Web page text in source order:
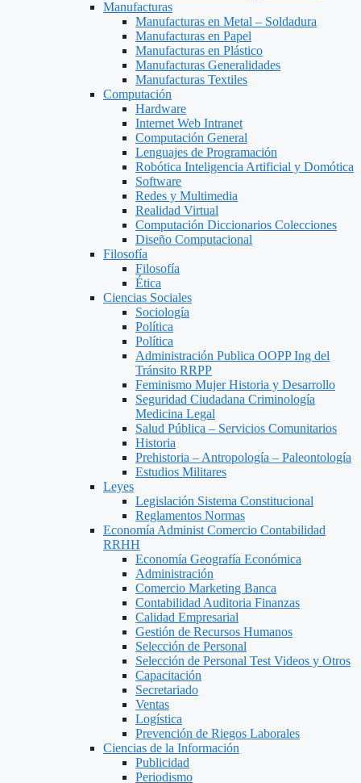
Manufacturas
Manufacturas en Metal – Soldadura
Manufacturas en Papel
Manufacturas en Plástico
Manufacturas Generalidades
Manufacturas Textiles
Computación
Hardware
Internet Web Intranet
Computación General
Lenguajes de Programación
Robótica Inteligencia Artificial y Domótica
Software
Redes y Multimedia
Realidad Virtual
Computación Diccionarios Colecciones
Diseño Computacional
Filosofía
Filosofía
Ética
Ciencias Sociales
Sociología
Política
Política
Administración Publica OOPP Ing del
Tránsito RRPP
Feminismo Mujer Historia y Desarrollo
Seguridad Ciudadana Criminología
Medicina Legal
Salud Pública – Servicios Comunitarios
Historia
Prehistoria – Antropología – Paleontología
Estudios Militares
Leyes
Legislación Sistema Constitucional
Reglamentos Normas
Economía Administ Comercio Contabilidad
RRHH
Economía Geografía Económica
Administración
Comercio Marketing Banca
Contabilidad Auditoria Finanzas
Calidad Empresarial
Gestión de Recursos Humanos
Selección de Personal
Selección de Personal Test Videos y Otros
Capacitación
Secretariado
Ventas
Logística
Prevención de Riegos Laborales
Ciencias de la Información
Publicidad
Periodismo